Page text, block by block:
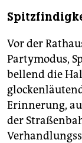
Vor der
Partymodus,
bellend die
Erinnerung,
der